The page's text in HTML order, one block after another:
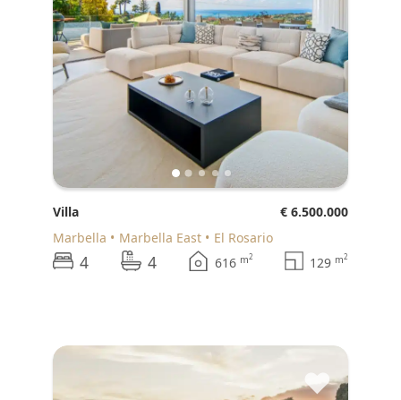
Villa
€ 6.500.000
Marbella
Marbella East El Rosario
4 4 616 m2 129 m2
♥